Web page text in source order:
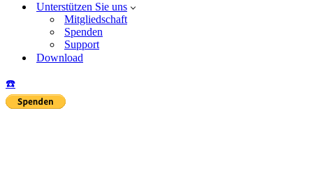
Unterstützen Sie uns
Mitgliedschaft
Spenden
Support
Download
☎️